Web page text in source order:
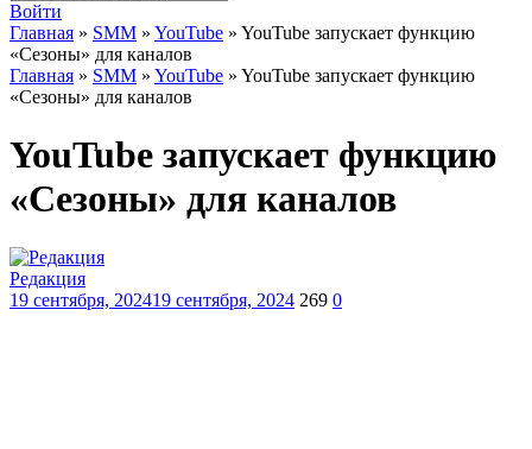
Войти
Главная » SMM » YouTube » YouTube запускает функцию
«Сезоны» для каналов
Главная » SMM » YouTube » YouTube запускает функцию
«Сезоны» для каналов
YouTube запускает функцию
«Сезоны» для каналов
Редакция
19 сентября, 202419 сентября, 2024 269 0